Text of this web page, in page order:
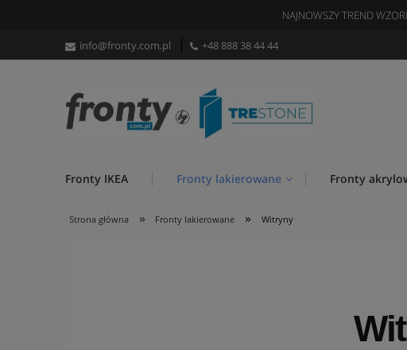
NAJNOWSZY TREND
info@fronty.com.pl +48 888 38 44 44
Fronty IKEA Fronty lakierowane Fronty
Strona główna » Fronty lakierowane » Witryny